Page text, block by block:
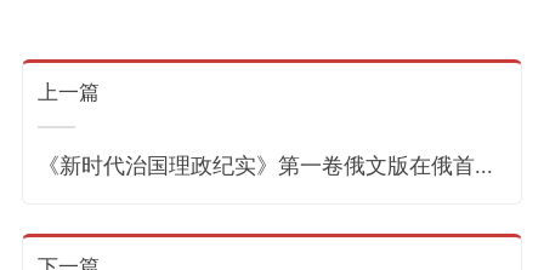
上一篇
《新时代治国理政纪实》第一卷俄文版在俄首...